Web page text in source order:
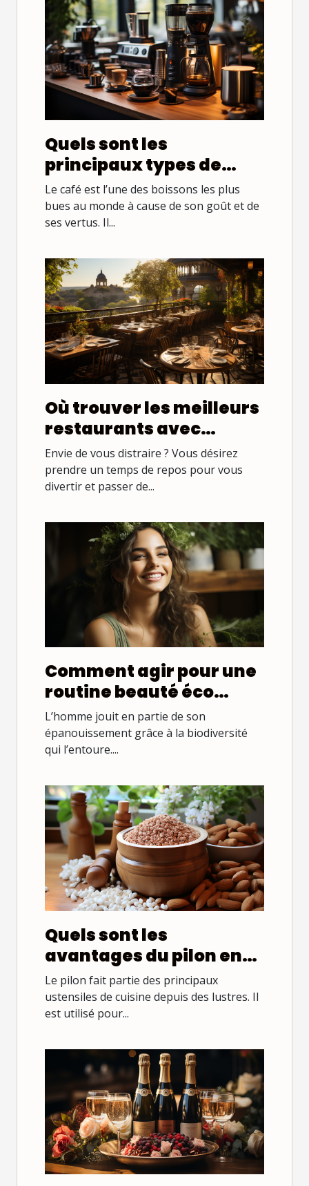
Quels sont les
principaux types de
cafetière qui existent ?
Le café est l’une des boissons les plus
bues au monde à cause de son goût et de
ses vertus. Il...
Où trouver les meilleurs
restaurants avec
terrasse ?
Envie de vous distraire ? Vous désirez
prendre un temps de repos pour vous
divertir et passer de...
Comment agir pour une
routine beauté éco
responsable?
L’homme jouit en partie de son
épanouissement grâce à la biodiversité
qui l’entoure....
Quels sont les
avantages du pilon en
bois ?
Le pilon fait partie des principaux
ustensiles de cuisine depuis des lustres. Il
est utilisé pour...